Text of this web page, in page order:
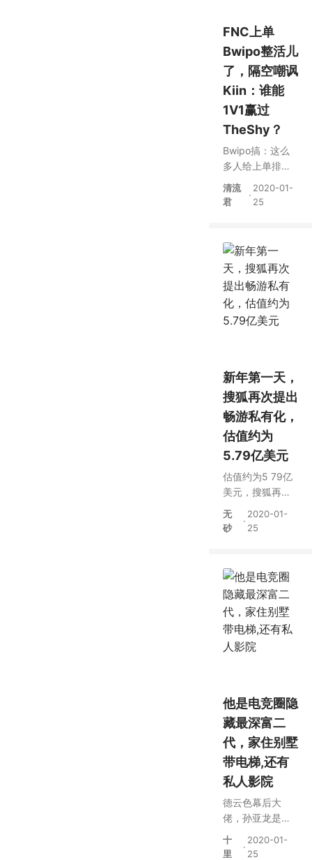
FNC上单
Bwipo整活儿
了，隔空嘲讽
Kiin：谁能
1V1赢过
TheShy？
Bwipo搞：这么
多人给上单排
名，但有谁Solo
赢了TheShy呢？
清流
君
·
2020-01-
25
新年第一天，
搜狐再次提出
畅游私有化，
估值约为
5.79亿美元
估值约为5 79亿
美元，搜狐再提
畅游私有化方案
无
砂
·
2020-01-
25
他是电竞圈隐
藏最深富二
代，家住别墅
带电梯,还有
私人影院
德云色幕后大
佬，孙亚龙是他
小弟，直播不开
心就回家继承家
十
里
·
2020-01-
25